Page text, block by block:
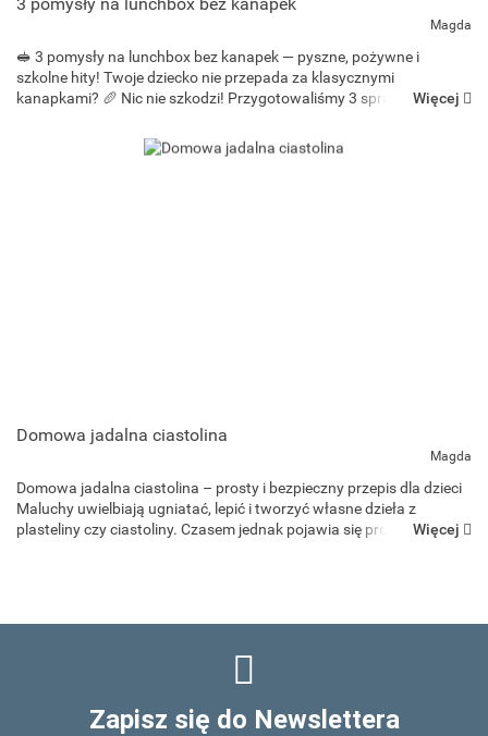
Magda
🥪 3 pomysły na lunchbox bez kanapek — pyszne, pożywne i
szkolne hity! Twoje dziecko nie przepada za klasycznymi
kanapkami? 🥖 Nic nie szkodzi! Przygotowaliśmy 3 sprawdzone
Więcej
Domowa jadalna ciastolina
Magda
Domowa jadalna ciastolina – prosty i bezpieczny przepis dla dzieci
Maluchy uwielbiają ugniatać, lepić i tworzyć własne dzieła z
plasteliny czy ciastoliny. Czasem jednak pojawia się problem –Więcej
Zapisz się do Newslettera